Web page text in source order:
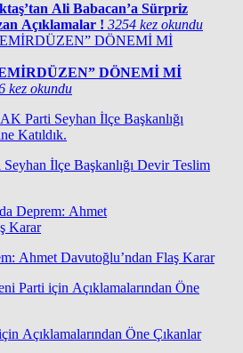
Ali Babacan’a Sürpriz
Açıklamalar ! 3254 kez okundu
DÖNEMİ Mİ
kez okundu
İlçe Başkanlığı Devir Teslim
Ahmet Davutoğlu’ndan Flaş Karar
Açıklamalarından Öne Çıkanlar